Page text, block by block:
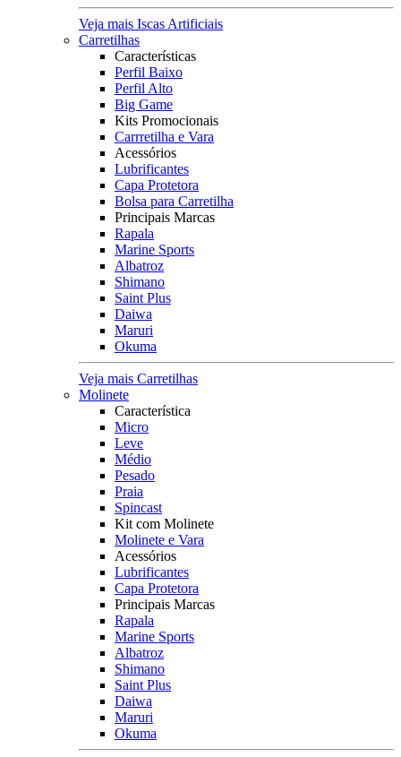
Veja mais Iscas Artificiais
Carretilhas
Características
Perfil Baixo
Perfil Alto
Big Game
Kits Promocionais
Carrretilha e Vara
Acessórios
Lubrificantes
Capa Protetora
Bolsa para Carretilha
Principais Marcas
Rapala
Marine Sports
Albatroz
Shimano
Saint Plus
Daiwa
Maruri
Okuma
Veja mais Carretilhas
Molinete
Característica
Micro
Leve
Médio
Pesado
Praia
Spincast
Kit com Molinete
Molinete e Vara
Acessórios
Lubrificantes
Capa Protetora
Principais Marcas
Rapala
Marine Sports
Albatroz
Shimano
Saint Plus
Daiwa
Maruri
Okuma